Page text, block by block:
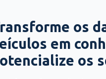
os
em
os